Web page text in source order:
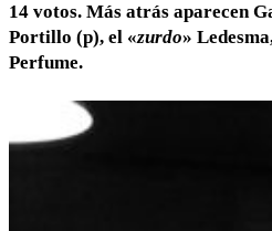
14 votos. Más atrás aparecen
Portillo (p), el «zurdo»
Perfume.